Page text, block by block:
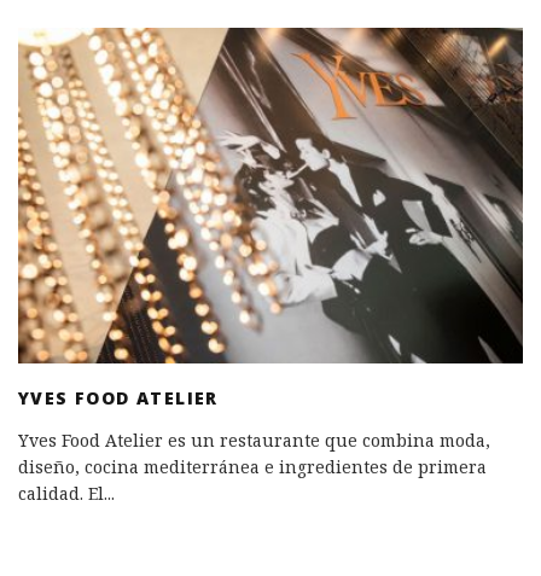
YVES FOOD ATELIER
Yves Food Atelier es un restaurante que combina moda,
diseño, cocina mediterránea e ingredientes de primera
calidad. El...